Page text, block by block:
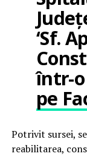
‘Sf.
într-o
pe
Potrivit sursei,
reabilitarea,